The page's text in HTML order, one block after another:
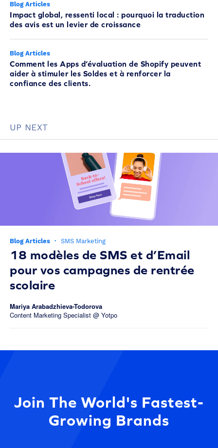
Blog Articles
Impact global, ressenti local : pourquoi la traduction
des avis est un levier de croissance
Blog Articles
Comment les Apps d’évaluation de Shopify peuvent
aider à stimuler les Soldes et à renforcer la
confiance des clients.
UP NEXT
Blog Articles · SMS Marketing
18 modèles de SMS et d’Email
pour vos campagnes de rentrée
scolaire
Mariya Arabadzhieva-Todorova
Content Marketing Specialist @ Yotpo
Join The World's Fastest-
Growing Brands